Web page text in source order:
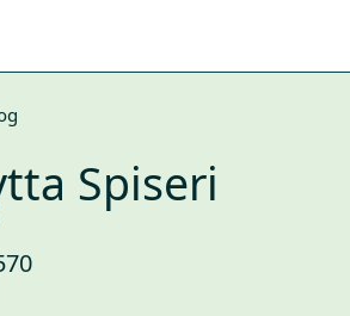
Spiseri